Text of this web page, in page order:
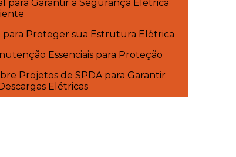
para Garantir a Segurança Elétrica
para Proteger sua Estrutura Elétrica
Essenciais para Proteção
Projetos de SPDA para Garantir
Elétricas